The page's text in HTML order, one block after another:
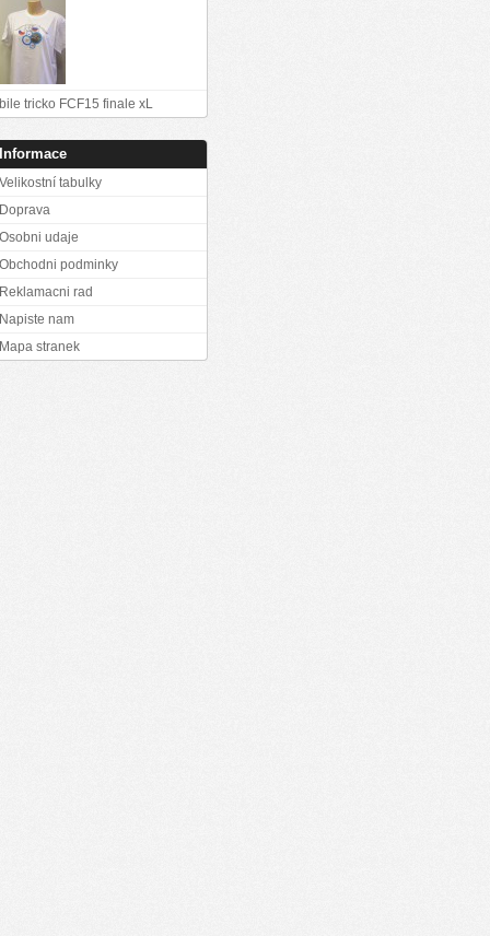
bile tricko FCF15 finale xL
Informace
Velikostní tabulky
Doprava
Osobni udaje
Obchodni podminky
Reklamacni rad
Napiste nam
Mapa stranek